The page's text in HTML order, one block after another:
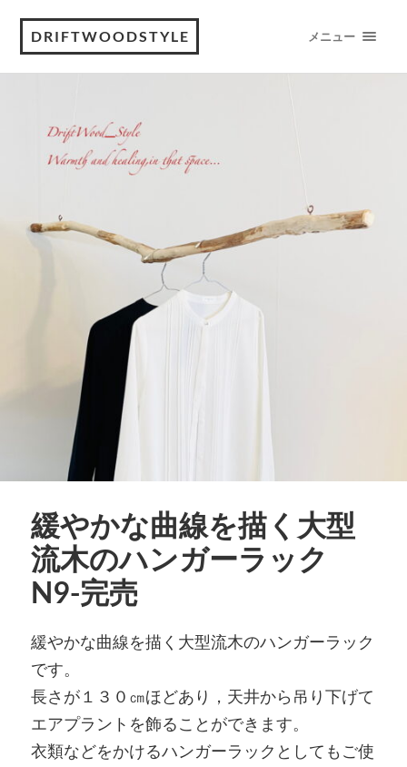
DRIFTWOODSTYLE メニュー
緩やかな曲線を描く大型
流木のハンガーラック
N9-完売
緩やかな曲線を描く大型流木のハンガーラック
です。
長さが１３０㎝ほどあり，天井から吊り下げて
エアプラントを飾ることができます。
衣類などをかけるハンガーラックとしてもご使